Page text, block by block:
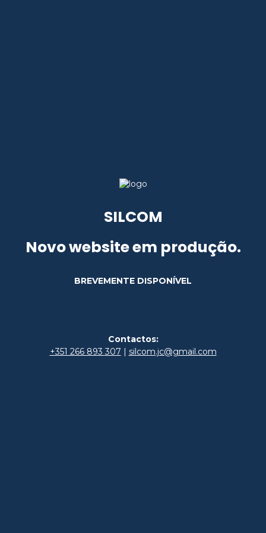
SILCOM
Novo website em produção.
BREVEMENTE DISPONÍVEL
Contactos:
+351 266 893 307 | silcom.jc@gmail.com